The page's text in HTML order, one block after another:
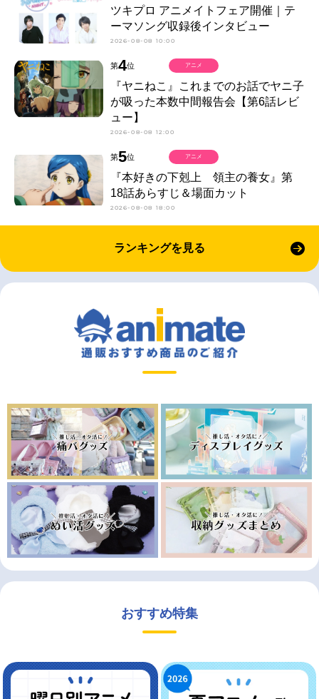
ツキプロ アニメイトフェア開催｜テ
ーマソング収録後インタビュー
2026-08-08 10:00
第4位
『ヤニねこ』これまでのお話でヤニ子
が吸った本数中間報告会【第6話レビ
ュー】
2026-08-08 12:00
アニメ
第5位
『本好きの下剋上 領主の養女』第
18話あらすじ＆場面カット
2026-08-08 18:00
アニメ
ランキングを見る
おすすめ特集